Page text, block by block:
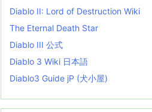
Diablo II: Lord of Destruction Wiki
The Eternal Death Star
Diablo III 公式
Diablo 3 Wiki 日本語
Diablo3 Guide jP (犬小屋)